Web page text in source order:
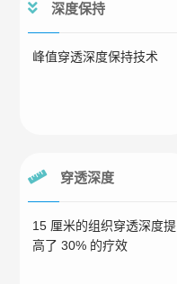
深度保持
峰值穿透深度保持技术
穿透深度
15 厘米的组织穿透深度提
高了 30% 的疗效